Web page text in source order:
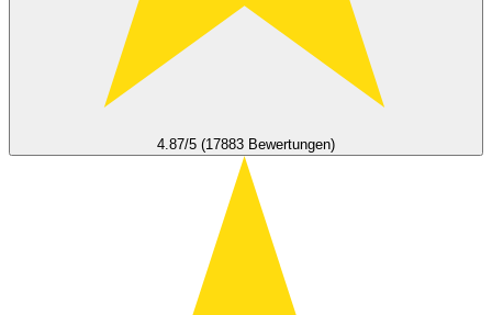
4.87/5 (17883 Bewertungen)